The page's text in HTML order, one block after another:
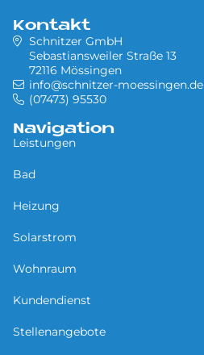
Kontakt
Schnitzer GmbH
Sebastiansweiler Straße 13
72116 Mössingen
info@schnitzer-moessingen.de
(07473) 95530
Navigation
Leistungen
Bad
Heizung
Solarstrom
Wohnraum
Kundendienst
Stellenangebote